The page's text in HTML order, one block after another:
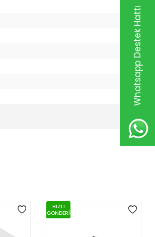
Whatsapp Destek Hattı
HIZLI
GÖNDERİ